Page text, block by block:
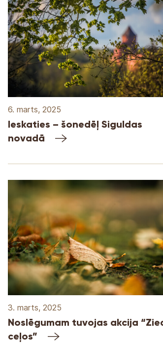
6. marts, 2025
Ieskaties – šonedēļ Siguldas
novadā
3. marts, 2025
Noslēgumam tuvojas akcija
ceļos”